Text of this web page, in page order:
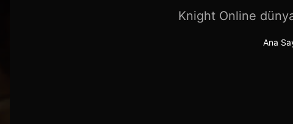
Knight Online
Ana